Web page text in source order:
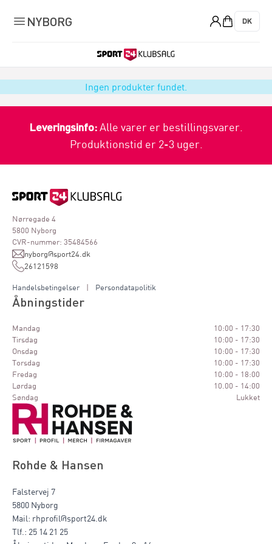
NYBORG DK
Ingen produkter fundet.
Leveringsinfo:Alle varer er bestillingsvarer.
Produktionstid er 2-3 uger.
Nørregade 4
5800 Nyborg
CVR-nummer: 35484566
nyborg@sport24.dk
26121598
Handelsbetingelser | Persondatapolitik
Åbningstider
Mandag
10:00 - 17:30
Tirsdag
10:00 - 17:30
Onsdag
10:00 - 17:30
Torsdag
10:00 - 17:30
Fredag
10:00 - 18:00
Lørdag
10.00 - 14:00
Søndag
Lukket
Rohde & Hansen
Falstervej 7
5800 Nyborg
Mail: rhprofil@sport24.dk
Tlf.: 25 14 21 25